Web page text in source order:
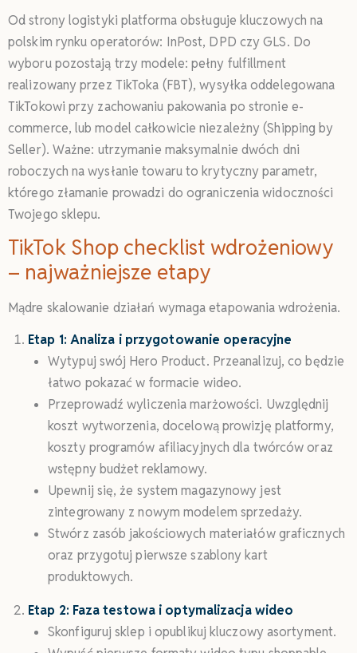
Od strony logistyki platforma obsługuje kluczowych na
polskim rynku operatorów: InPost, DPD czy GLS. Do
wyboru pozostają trzy modele: pełny fulfillment
realizowany przez TikToka (FBT), wysyłka oddelegowana
TikTokowi przy zachowaniu pakowania po stronie e-
commerce, lub model całkowicie niezależny (Shipping by
Seller). Ważne: utrzymanie maksymalnie dwóch dni
roboczych na wysłanie towaru to krytyczny parametr,
którego złamanie prowadzi do ograniczenia widoczności
Twojego sklepu.
TikTok Shop checklist wdrożeniowy
– najważniejsze etapy
Mądre skalowanie działań wymaga etapowania wdrożenia.
Etap 1: Analiza i przygotowanie operacyjne
Wytypuj swój Hero Product. Przeanalizuj, co będzie
łatwo pokazać w formacie wideo.
Przeprowadź wyliczenia marżowości. Uwzględnij
koszt wytworzenia, docelową prowizję platformy,
koszty programów afiliacyjnych dla twórców oraz
wstępny budżet reklamowy.
Upewnij się, że system magazynowy jest
zintegrowany z nowym modelem sprzedaży.
Stwórz zasób jakościowych materiałów graficznych
oraz przygotuj pierwsze szablony kart
produktowych.
Etap 2: Faza testowa i optymalizacja wideo
Skonfiguruj sklep i opublikuj kluczowy asortyment.